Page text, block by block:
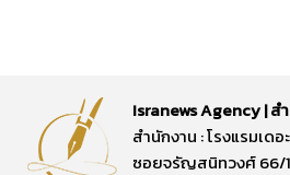
Isranews Agency | ส
สำนักงาน : โรงแรมเดอ
ซอยจรัญสนิทวงศ์ 66/